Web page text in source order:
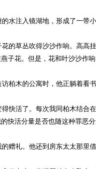
水注入镜湖地，形成了一带
的草丛吹得沙沙作响。高高
子花。但是，花和叶沙沙作
柏木的公寓时，他正躺着看
快活了。每次我同柏木结合
快活分量是否也随这种罪恶
赠礼。他还到房东太太那里